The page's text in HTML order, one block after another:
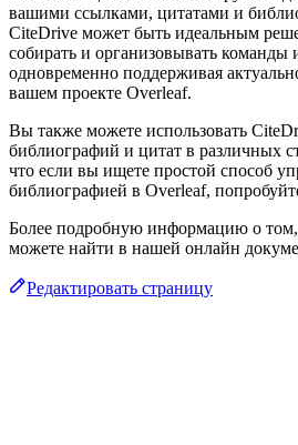
вашими ссылками, цитатами и
CiteDrive может быть идеальным
собирать и организовывать команды
одновременно поддерживая
вашем проекте Overleaf.
Вы также можете использовать
библиографий и цитат в различных
что если вы ищете простой способ
библиографией в Overleaf,
Более подробную информацию о том,
можете найти в нашей онлайн
Редактировать страницу